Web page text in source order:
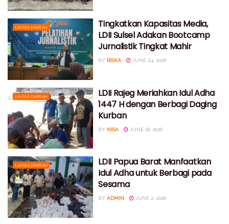
LINTAS DAERAH
Tingkatkan Kapasitas Media,
LDII Sulsel Adakan Bootcamp
Jurnalistik Tingkat Mahir
BY RISKA JUNE 24, 2026
LINTAS DAERAH
LDII Rajeg Meriahkan Idul Adha
1447 H dengan Berbagi Daging
Kurban
BY NISA JUNE 18, 2026
LINTAS DAERAH
LDII Papua Barat Manfaatkan
Idul Adha untuk Berbagi pada
Sesama
BY ADMIN JUNE 2, 2026